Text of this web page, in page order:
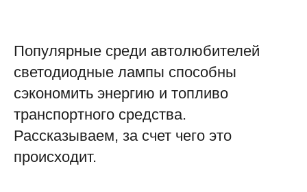
Популярные среди автолюбителей
светодиодные лампы способны
сэкономить энергию и топливо
транспортного средства.
Рассказываем, за счет чего это
происходит.